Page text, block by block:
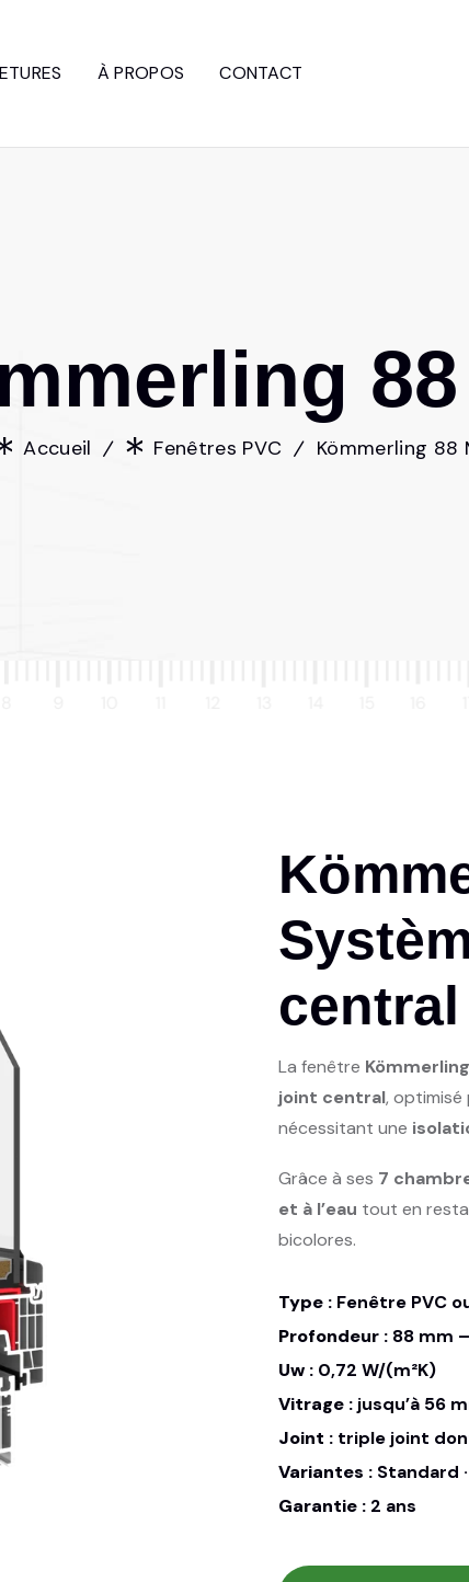
À PROPOS CONTACT
merling 88
Accueil Fenêtres PVC Kömmerling 88
central
La fenêtre
joint central, optimisé
nécessitant une
Grâce à ses 7
et à l’eau tout en
bicolores.
Type : Fenêtre PVC
Profondeur : 88 mm
Uw : 0,72 W/(m²K)
Vitrage : jusqu’à 56
Joint : triple joint
Variantes : Standard
Garantie : 2 ans